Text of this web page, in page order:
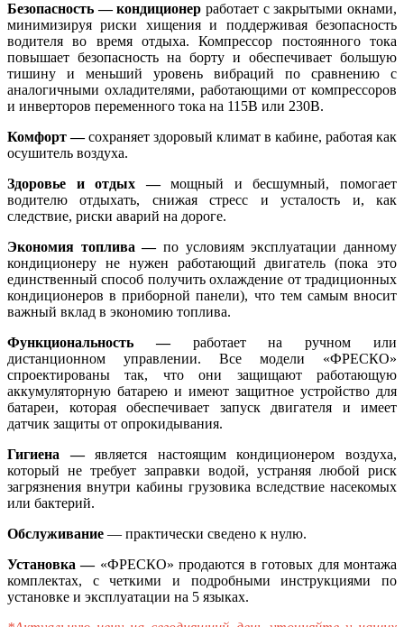
Безопасность — кондиционер работает с закрытыми окнами,
минимизируя риски хищения и поддерживая безопасность
водителя во время отдыха. Компрессор постоянного тока
повышает безопасность на борту и обеспечивает большую
тишину и меньший уровень вибраций по сравнению с
аналогичными охладителями, работающими от компрессоров
и инверторов переменного тока на 115В или 230В.
Комфорт —сохраняет здоровый климат в кабине, работая как
осушитель воздуха.
Здоровье и отдых —мощный и бесшумный, помогает
водителю отдыхать, снижая стресс и усталость и, как
следствие, риски аварий на дороге.
Экономия топлива — по условиям эксплуатации данному
кондиционеру не нужен работающий двигатель (пока это
единственный способ получить охлаждение от традиционных
кондиционеров в приборной панели), что тем самым вносит
важный вклад в экономию топлива.
Функциональность — работает на ручном или
дистанционном управлении. Все модели «ФРЕСКО»
спроектированы так, что они защищают работающую
аккумуляторную батарею и имеют защитное устройство для
батареи, которая обеспечивает запуск двигателя и имеет
датчик защиты от опрокидывания.
Гигиена —является настоящим кондиционером воздуха,
который не требует заправки водой, устраняя любой риск
загрязнения внутри кабины грузовика вследствие насекомых
или бактерий.
Обслуживание — практически сведено к нулю.
Установка — «ФРЕСКО» продаются в готовых для монтажа
комплектах, с четкими и подробными инструкциями по
установке и эксплуатации на 5 языках.